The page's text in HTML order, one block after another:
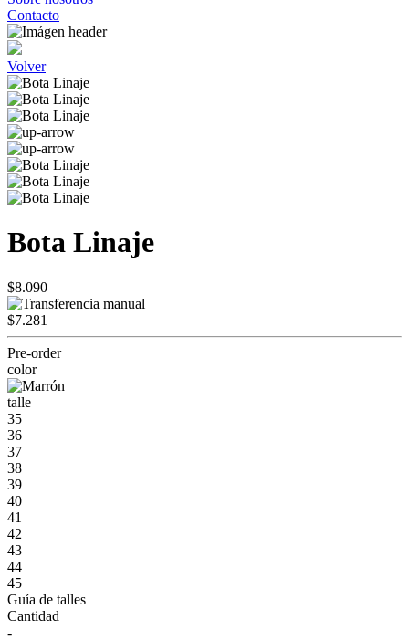
Contacto
Volver
Bota Linaje
$8.090
$7.281
Pre-order
color
talle
35
36
37
38
39
40
41
42
43
44
45
Guía de talles
Cantidad
-